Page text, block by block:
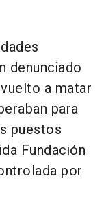
denunciado
a matar
para
puestos
Fundación
por